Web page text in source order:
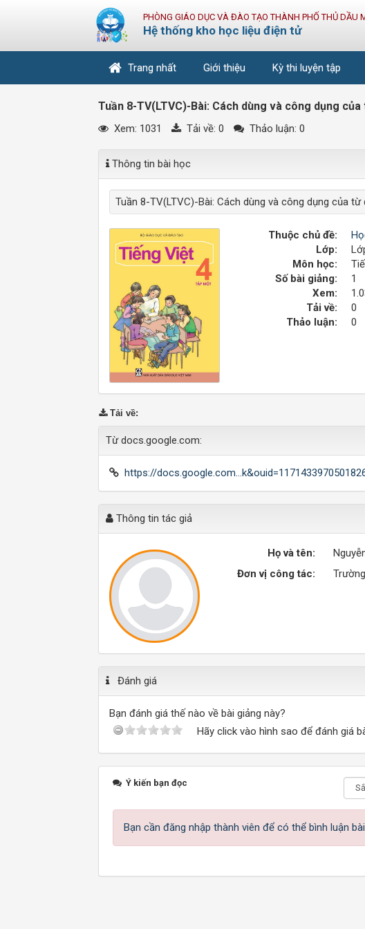
PHÒNG GIÁO DỤC VÀ ĐÀO TẠO THÀNH PHỐ THỦ DẦU
Hệ thống kho học liệu điện tử
Trang nhất Giới thiệu Kỳ thi luyện tập
Tuần 8-TV(LTVC)-Bài: Cách dùng và công dụng
Xem: 1031 Tải về: 0 Thảo luận: 0
Thông tin bài học
Tuần 8-TV(LTVC)-Bài: Cách dùng và công dụng của từ
Thuộc chủ đề:
Lớp:
Môn học:
Số bài giảng:
1
Xem:
Tải về:
0
Thảo luận:
0
Tải về:
Từ docs.google.com:
https://
Thông tin tác giả
Họ và tên:
Đơn vị công tác:
Đánh giá
Bạn đánh giá thế nào về bài giảng này?
Hãy click vào hình sao để đánh giá
Ý kiến bạn đọc
Bạn cần đăng nhập thành viên để có thể bình luận